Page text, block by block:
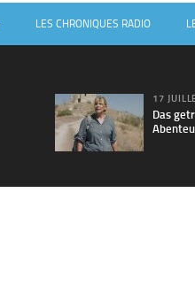
LES CHRONIQUES RADIO
17
Das